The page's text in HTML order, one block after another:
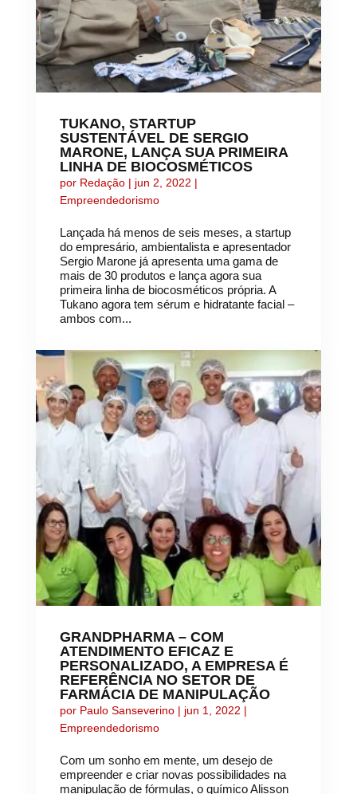
TUKANO, STARTUP
SUSTENTÁVEL DE SERGIO
MARONE, LANÇA SUA PRIMEIRA
LINHA DE BIOCOSMÉTICOS
por Redação| jun 2, 2022 |
Empreendedorismo
Lançada há menos de seis meses, a startup
do empresário, ambientalista e apresentador
Sergio Marone já apresenta uma gama de
mais de 30 produtos e lança agora sua
primeira linha de biocosméticos própria. A
Tukano agora tem sérum e hidratante facial –
ambos com...
GRANDPHARMA – COM
ATENDIMENTO EFICAZ E
PERSONALIZADO, A EMPRESA É
REFERÊNCIA NO SETOR DE
FARMÁCIA DE MANIPULAÇÃO
por Paulo Sanseverino| jun 1, 2022 |
Empreendedorismo
Com um sonho em mente, um desejo de
empreender e criar novas possibilidades na
manipulação de fórmulas, o químico Alisson